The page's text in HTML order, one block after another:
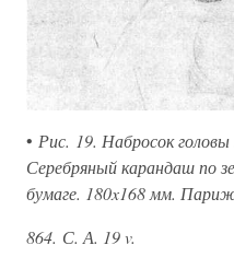
• Рис. 19. Набросок
Серебряный карандаш по
бумаге. 180x168 мм.
864. С. А. 19 v.